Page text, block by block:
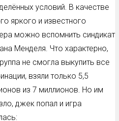
условий. В качестве
яркого и известного
можно вспомнить синдикат
Менделя. Что характерно,
не смогла выкупить все
взяли только 5,5
из 7 миллионов. Но им
джек попал и игра